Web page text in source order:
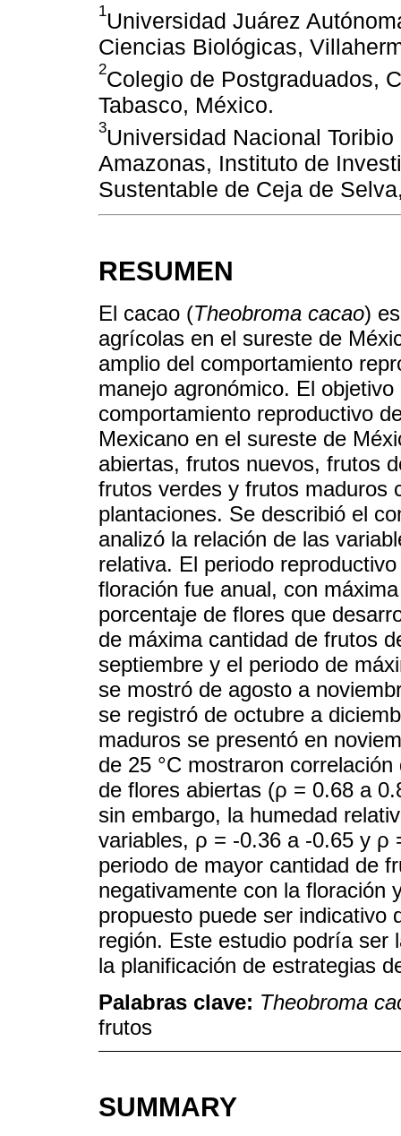
1Universidad Juárez
Ciencias Biológicas,
2Colegio de Postgraduados,
Tabasco, México.
3Universidad Nacional
Amazonas, Instituto de
Sustentable de Ceja de
RESUMEN
El cacao (Theobroma cacao)
agrícolas en el sureste de
amplio del comportamiento
manejo agronómico. El
comportamiento reproductivo
Mexicano en el sureste de
abiertas, frutos nuevos, frutos
frutos verdes y frutos maduros
plantaciones. Se describió el
analizó la relación de las
relativa. El periodo
floración fue anual, con
porcentaje de flores que
de máxima cantidad de frutos
septiembre y el periodo de
se mostró de agosto a
se registró de octubre a
maduros se presentó en
de 25 °C mostraron
de flores abiertas (ρ = 0.68 a
sin embargo, la humedad
variables, ρ = -0.36 a -0.65 y ρ
periodo de mayor cantidad de
negativamente con la floración
propuesto puede ser indicativo
región. Este estudio podría ser
la planificación de estrategias
Palabras clave: Theobroma
frutos
SUMMARY